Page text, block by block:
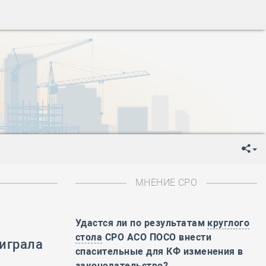
День Государственного флага Российской Федерации
-День знаний
День сотрудника органов внутренних дел РФ
День полного освобождения Ленинграда от фашистской
Весны и Труда
Победы!
День Государственного флага Российской Федерации
День полного освобождения Ленинграда от фашистской
Весны и Труда
МНЕНИЕ СРО
Удастся ли по результатам круглого
стола СРО АСО ПОСО внести
спасительные для КФ изменения в